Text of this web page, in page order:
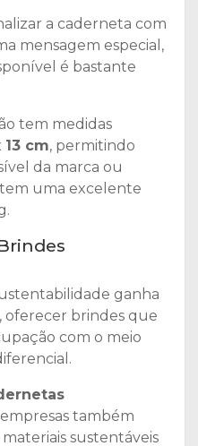
a caderneta com
mensagem especial,
é bastante
tem medidas
13 cm, permitindo
da marca ou
uma excelente
ganha
oferecer brindes que
com o meio
também
sustentáveis